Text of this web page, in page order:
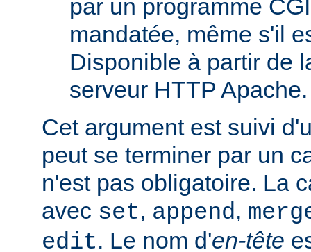
par un programme
mandatée, même s'il
Disponible à partir de
serveur HTTP Apache.
Cet argument est suivi
peut se terminer par un
n'est pas obligatoire. La
avec set, append,
edit. Le nom d'en-tête